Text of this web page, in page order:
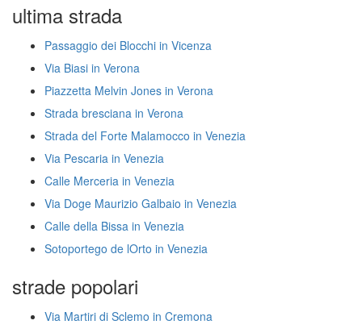
ultima strada
Passaggio dei Blocchi in Vicenza
Via Biasi in Verona
Piazzetta Melvin Jones in Verona
Strada bresciana in Verona
Strada del Forte Malamocco in Venezia
Via Pescaria in Venezia
Calle Merceria in Venezia
Via Doge Maurizio Galbaio in Venezia
Calle della Bissa in Venezia
Sotoportego de lOrto in Venezia
strade popolari
Via Martiri di Sclemo in Cremona